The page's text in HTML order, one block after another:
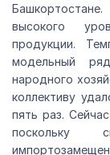
высокого
продукции.
модельный
народного
коллективу
пять раз.
поскольку